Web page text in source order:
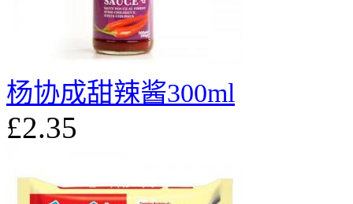
杨协成甜辣酱300ml
£2.35